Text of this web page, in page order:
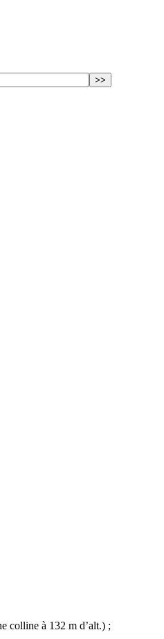
colline à 132 m d’alt.) ;